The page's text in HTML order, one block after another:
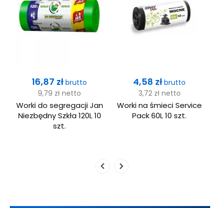
Cena
16,87 złbrutto
9,79 zł netto
Worki do segregacji Jan
Niezbędny Szkła 120L 10
szt.
Cena
4,58 złbrutto
3,72 zł netto
Worki na śmieci Service
Pack 60L 10 szt.